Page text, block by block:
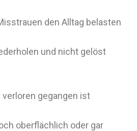
den Alltag belasten
und nicht gelöst
gegangen ist
oberflächlich oder gar